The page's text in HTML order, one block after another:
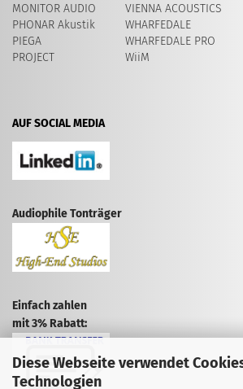
Diese Webseite verwendet
Technologien
MONITOR AUDIO
PHONAR Akustik
PIEGA
PROJECT
VIENNA ACOUSTICS
WHARFEDALE
WHARFEDALE PRO
WiiM
AUF SOCIAL MEDIA
Audiophile Tonträger
Einfach zahlen
mit 3% Rabatt: